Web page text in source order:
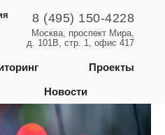
8 (495) 150-4228
Новости
Проекты
Москва, проспект Мира,
д. 101В, стр. 1, офис 417